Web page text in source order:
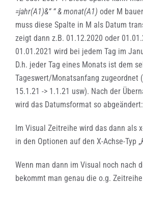
=jahr(A1)&“ “ & monat(A1) oder M
muss diese Spalte in M als Datum
zeigt dann z.B. 01.12.2020 oder
01.01.2021 wird bei jedem Tag im
D.h. jeder Tag eines Monats ist dem
Tageswert/Monatsanfang zugeordnet
15.1.21 -> 1.1.21 usw). Nach der
wird das Datumsformat so abgeändert:
Im Visual Zeitreihe wird das dann als
in den Optionen auf den X-Achse-Typ „
Wenn man dann im Visual noch nach
bekommt man genau die o.g.